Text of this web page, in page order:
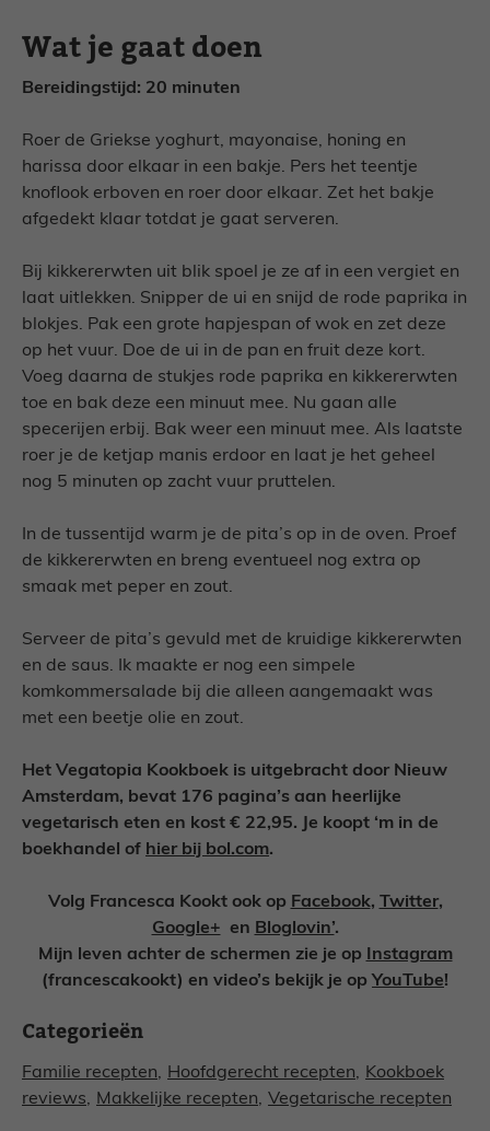
Wat je gaat doen
Bereidingstijd: 20 minuten
Roer de Griekse yoghurt, mayonaise, honing en
harissa door elkaar in een bakje. Pers het teentje
knoflook erboven en roer door elkaar. Zet het bakje
afgedekt klaar totdat je gaat serveren.
Bij kikkererwten uit blik spoel je ze af in een vergiet en
laat uitlekken. Snipper de ui en snijd de rode paprika in
blokjes. Pak een grote hapjespan of wok en zet deze
op het vuur. Doe de ui in de pan en fruit deze kort.
Voeg daarna de stukjes rode paprika en kikkererwten
toe en bak deze een minuut mee. Nu gaan alle
specerijen erbij. Bak weer een minuut mee. Als laatste
roer je de ketjap manis erdoor en laat je het geheel
nog 5 minuten op zacht vuur pruttelen.
In de tussentijd warm je de pita’s op in de oven. Proef
de kikkererwten en breng eventueel nog extra op
smaak met peper en zout.
Serveer de pita’s gevuld met de kruidige kikkererwten
en de saus. Ik maakte er nog een simpele
komkommersalade bij die alleen aangemaakt was
met een beetje olie en zout.
Het Vegatopia Kookboek is uitgebracht door Nieuw
Amsterdam, bevat 176 pagina’s aan heerlijke
vegetarisch eten en kost € 22,95. Je koopt ‘m in de
boekhandel of hier bij bol.com.
Volg Francesca Kookt ook op Facebook, Twitter,
Google+ en Bloglovin’.
Mijn leven achter de schermen zie je op
Instagram
(francescakookt) en video’s bekijk je op YouTube!
Categorieën
Familie recepten, Hoofdgerecht recepten, Kookboek
reviews, Makkelijke recepten, Vegetarische recepten